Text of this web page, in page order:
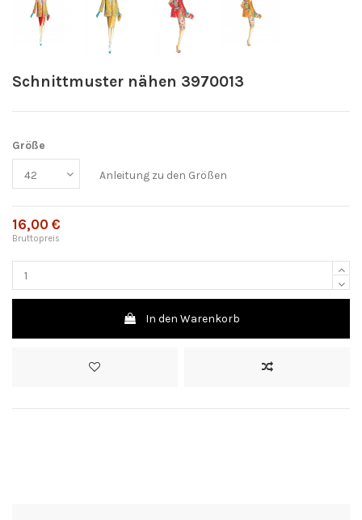
Schnittmuster nähen 3970013
Größe
Anleitung zu den Größen
16,00 €
Bruttopreis
In den Warenkorb